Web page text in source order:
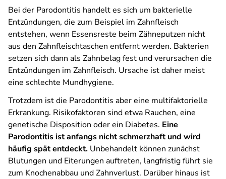
Bei der Parodontitis handelt es sich um bakterielle
Entzündungen, die zum Beispiel im Zahnfleisch
entstehen, wenn Essensreste beim Zähneputzen nicht
aus den Zahnfleischtaschen entfernt werden. Bakterien
setzen sich dann als Zahnbelag fest und verursachen die
Entzündungen im Zahnfleisch. Ursache ist daher meist
eine schlechte Mundhygiene.
Trotzdem ist die Parodontitis aber eine multifaktorielle
Erkrankung. Risikofaktoren sind etwa Rauchen, eine
genetische Disposition oder ein Diabetes. Eine
Parodontitis ist anfangs nicht schmerzhaft und wird
häufig spät entdeckt. Unbehandelt können zunächst
Blutungen und Eiterungen auftreten, langfristig führt sie
zum Knochenabbau und Zahnverlust. Darüber hinaus ist